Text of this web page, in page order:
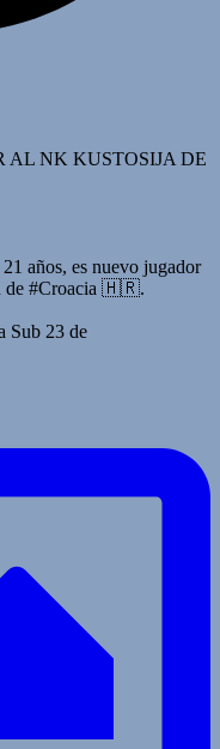
NK KUSTOSIJA DE
años, es nuevo jugador
de #Croacia 🇭🇷.
Sub 23 de